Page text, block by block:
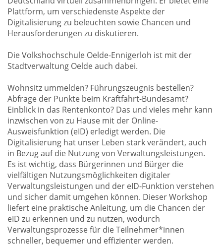
Plattform, um verschiedenste Aspekte der
Digitalisierung zu beleuchten sowie Chancen und
Herausforderungen zu diskutieren.
Die Volkshochschule Oelde-Ennigerloh ist mit der
Stadtverwaltung Oelde auch dabei.
Wohnsitz ummelden? Führungszeugnis bestellen?
Abfrage der Punkte beim Kraftfahrt-Bundesamt?
Einblick in das Rentenkonto? Das und vieles mehr kann
inzwischen von zu Hause mit der Online-
Ausweisfunktion (eID) erledigt werden. Die
Digitalisierung hat unser Leben stark verändert, auch
in Bezug auf die Nutzung von Verwaltungsleistungen.
Es ist wichtig, dass Bürgerinnen und Bürger die
vielfältigen Nutzungsmöglichkeiten digitaler
Verwaltungsleistungen und der eID-Funktion verstehen
und sicher damit umgehen können. Dieser Workshop
liefert eine praktische Anleitung, um die Chancen der
eID zu erkennen und zu nutzen, wodurch
Verwaltungsprozesse für die Teilnehmer*innen
schneller, bequemer und effizienter werden.